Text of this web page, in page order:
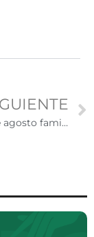
El 19 de agosto familiares de ciudadanos elegibles podrán iniciar su proceso de residencia sin salir de EE.UU.